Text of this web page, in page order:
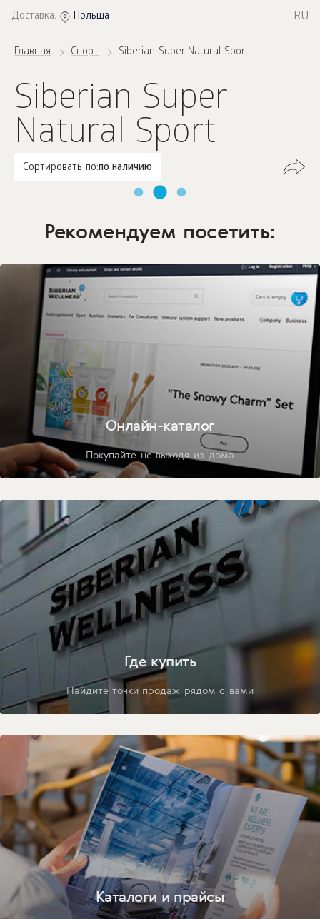
Доставка: Польша RU
Главная Спорт Siberian Super Natural Sport
Siberian Super
Natural Sport
Сортировать по:по наличию
Рекомендуем посетить:
Онлайн-каталог
Покупайте не выходя из дома
Где купить
Найдите точки продаж рядом с вами
Каталоги и прайсы